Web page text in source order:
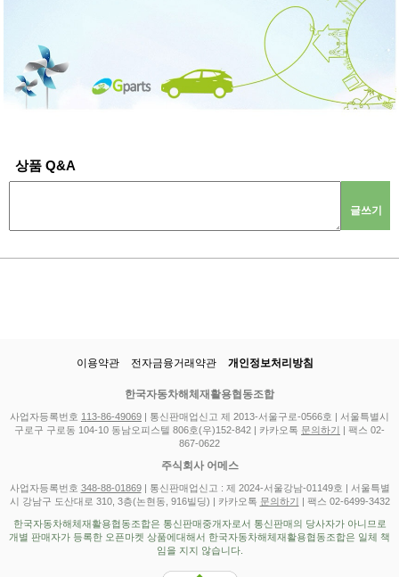
상품 Q&A
글쓰기
이용약관 전자금융거래약관 개인정보처리방침
한국자동차해체재활용협동조합
사업자등록번호 113-86-49069 | 통신판매업신고 제 2013-서울구로-0566호 | 서울특별시
구로구 구로동 104-10 동남오피스텔 806호(우)152-842 | 카카오톡 문의하기
| 팩스 02-
867-0622
주식회사 어메스
사업자등록번호 348-88-01869| 통신판매업신고 : 제 2024-서울강남-01149호 | 서울특별
시 강남구 도산대로 310, 3층(논현동, 916빌딩) | 카카오톡 문의하기 | 팩스 02-6499-3432
한국자동차해체재활용협동조합은 통신판매중개자로서 통신판매의 당사자가 아니므로
개별 판매자가 등록한 오픈마켓 상품에대해서 한국자동차해체재활용협동조합은 일체 책
임을 지지 않습니다.